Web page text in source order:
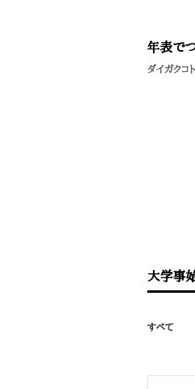
年表で
ダイガクコ
大学事
すべて